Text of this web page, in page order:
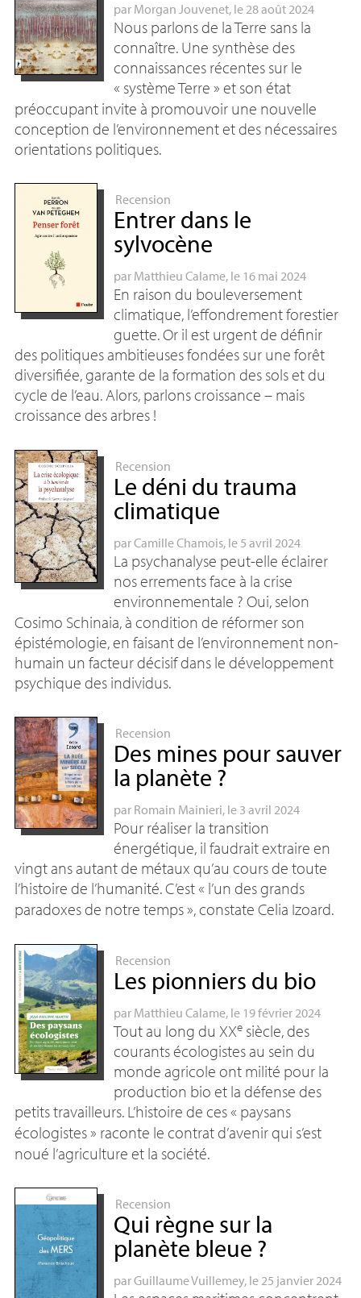
par Morgan Jouvenet, le 28 août 2024
Nous parlons de la Terre sans la
connaître. Une synthèse des
connaissances récentes sur le
« système Terre » et son état
préoccupant invite à promouvoir une nouvelle
conception de l’environnement et des nécessaires
orientations politiques.
Recension
Entrer dans le
sylvocène
par Matthieu Calame, le 16 mai 2024
En raison du bouleversement
climatique, l’effondrement forestier
guette. Or il est urgent de définir
des politiques ambitieuses fondées sur une forêt
diversifiée, garante de la formation des sols et du
cycle de l’eau. Alors, parlons croissance – mais
croissance des arbres !
Recension
Le déni du trauma
climatique
parCamille Chamois, le 5 avril 2024
La psychanalyse peut-elle éclairer
nos errements face à la crise
environnementale ? Oui, selon
Cosimo Schinaia, à condition de réformer son
épistémologie, en faisant de l’environnement non-
humain un facteur décisif dans le développement
psychique des individus.
Recension
Des mines pour sauver
la planète ?
par Romain Mainieri, le 3 avril 2024
Pour réaliser la transition
énergétique, il faudrait extraire en
vingt ans autant de métaux qu’au cours de toute
l’histoire de l’humanité. C’est « l’un des grands
paradoxes de notre temps», constate Celia Izoard.
Recension
Les pionniers du bio
par Matthieu Calame, le 19 février 2024
Tout au long du XXesiècle, des
courants écologistes au sein du
monde agricole ont milité pour la
production bio et la défense des
petits travailleurs. L’histoire de ces « paysans
écologistes» raconte le contrat d’avenir qui s’est
noué l’agriculture et la société.
Recension
Qui règne sur la
planète bleue ?
parGuillaume Vuillemey, le 25 janvier 2024